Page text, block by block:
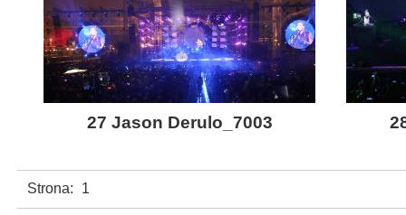
27 Jason Derulo_7003
Strona: 1